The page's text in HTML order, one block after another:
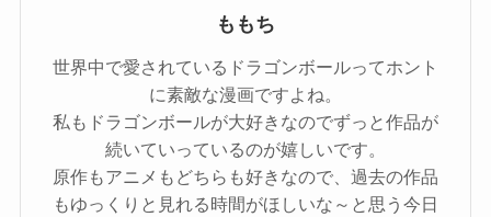
ももち
世界中で愛されているドラゴンボールってホント
に素敵な漫画ですよね。
私もドラゴンボールが大好きなのでずっと作品が
続いていっているのが嬉しいです。
原作もアニメもどちらも好きなので、過去の作品
もゆっくりと見れる時間がほしいな～と思う今日